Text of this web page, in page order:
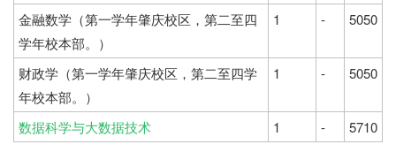
金融数学（第一学年肇庆校区，第二至四
学年校本部。）
1 - 5050
财政学（第一学年肇庆校区，第二至四学
年校本部。）
1 - 5050
数据科学与大数据技术 1 -
5710